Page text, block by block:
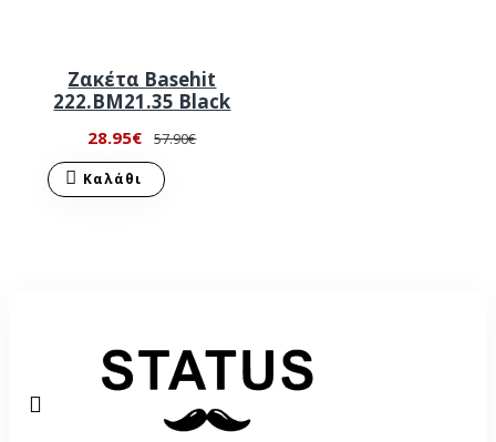
Ζακέτα Basehit
222.BM21.35 Black
28.95€ 57.90€
Καλάθι